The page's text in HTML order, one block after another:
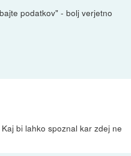
podatkov" - bolj verjetno
bi lahko spoznal kar zdej ne